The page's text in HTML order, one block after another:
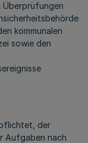
Überprüfungen
kommunalen
sowie den
der
Aufgaben nach